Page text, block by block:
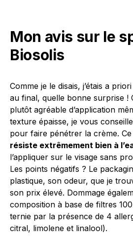
Mon avis sur le
Biosolis
Comme je le disais, j’étais a
au final, quelle bonne surprise !
plutôt agréable d’application
texture épaisse, je vous
pour faire pénétrer la crème.
résiste extrêmement bien à
l’appliquer sur le visage sans
Les points négatifs ? Le
plastique, son odeur, que je
son prix élevé. Dommage
composition à base de filtres
ternie par la présence de 4
citral, limolene et linalool).